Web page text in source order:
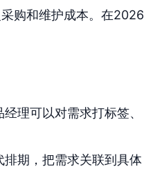
购和维护成本。在2026
理可以对需求打标签、
排期，把需求关联到具体